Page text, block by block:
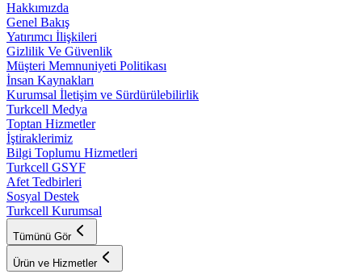
Hakkımızda
Genel Bakış
Yatırımcı İlişkileri
Gizlilik Ve Güvenlik
Müşteri Memnuniyeti Politikası
İnsan Kaynakları
Kurumsal İletişim ve Sürdürülebilirlik
Turkcell Medya
Toptan Hizmetler
İştiraklerimiz
Bilgi Toplumu Hizmetleri
Turkcell GSYF
Afet Tedbirleri
Sosyal Destek
Turkcell Kurumsal
Tümünü Gör
Ürün ve Hizmetler